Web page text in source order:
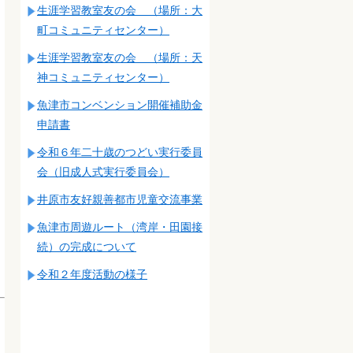
生涯学習教室友の会 （場所：大
町コミュニティセンター）
生涯学習教室友の会 （場所：天
神コミュニティセンター）
魚津市コンベンション開催補助金
申請書
令和６年二十歳のつどい実行委員
会（旧成人式実行委員会）
井原市友好親善都市児童交流事業
魚津市周遊ルート（湾岸・田園接
続）の完成について
令和２年度活動の様子